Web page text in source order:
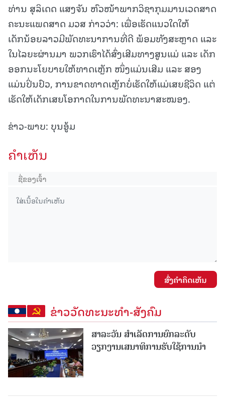
ທ່ານ ສຸລິເດດ ແສງຈັນ ຫົວໜ້າພາກວິຊາກຸມມານເວດສາດ
ຄະນະແພດສາດ ມວສ ກ່າວວ່າ: ເພື່ອເຮັດແນວໃດໃຫ້
ເດັກນ້ອຍລາວມີພັດທະນາການທີ່ດີ ພ້ອມທັງສະຫຼາດ ແລະ
ໃນໄລຍະຜ່ານມາ ພວກເຮົາໄດ້ສົ່ງເສີມທາງສູນແມ່ ແລະ ເດັກ
ອອກນະໂຍບາຍໃຫ້ທາດເຫຼັກ ໜຶ່ງແມ່ນເສີມ ແລະ ສອງ
ແມ່ນປິ່ນປົວ, ການຂາດທາດເຫຼັກບໍ່ເຮັດໃຫ້ແມ່ເສຍຊີວິດ ແຕ່
ເຮັດໃຫ້ເດັກເສຍໂອກາດໃນການພັດທະນາສະໝອງ.
ຂ່າວ-ພາບ: ບຸນອູ້ມ
ຄໍາເຫັນ
ສົ່ງຄໍາຄິດເຫັນ
ຂ່າວວັດທະນະທຳ-ສັງຄົມ
ສາລະວັນ ສໍາເລັດການຍົກລະດັບ
ວຽກງານເສນາທິການຮັບໃຊ້ການນໍາ